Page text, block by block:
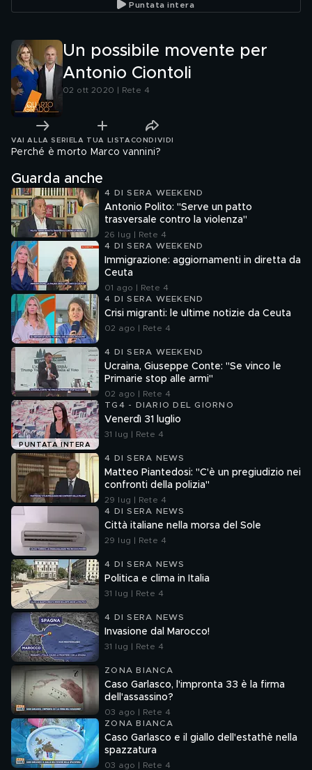
Puntata intera
Un possibile movente per
Antonio Ciontoli
02 ott 2020 | Rete 4
VAI ALLA SERIE LA TUA LISTA CONDIVIDI
Perché è morto Marco vannini?
Guarda anche
4 DI SERA WEEKEND
Antonio Polito: "Serve un patto
trasversale contro la violenza"
26 lug | Rete 4
4 DI SERA WEEKEND
Immigrazione: aggiornamenti in diretta da
Ceuta
01 ago | Rete 4
4 DI SERA WEEKEND
Crisi migranti: le ultime notizie da Ceuta
02 ago | Rete 4
4 DI SERA WEEKEND
Ucraina, Giuseppe Conte: "Se vinco le
Primarie stop alle armi"
02 ago | Rete 4
PUNTATA INTERA
TG4 - DIARIO DEL GIORNO
Venerdì 31 luglio
31 lug | Rete 4
4 DI SERA NEWS
Matteo Piantedosi: "C'è un pregiudizio nei
confronti della polizia"
29 lug | Rete 4
4 DI SERA NEWS
Città italiane nella morsa del Sole
29 lug | Rete 4
4 DI SERA NEWS
Politica e clima in Italia
31 lug | Rete 4
4 DI SERA NEWS
Invasione dal Marocco!
31 lug | Rete 4
ZONA BIANCA
Caso Garlasco, l'impronta 33 è la firma
dell'assassino?
03 ago | Rete 4
ZONA BIANCA
Caso Garlasco e il giallo dell'estathè nella
spazzatura
03 ago | Rete 4